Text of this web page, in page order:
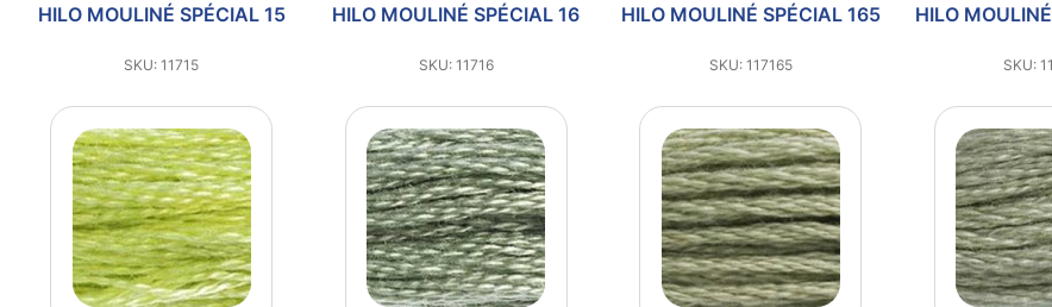
HILO MOULINÉ SPÉCIAL 15
SKU: 11715
HILO MOULINÉ SPÉCIAL 16
SKU: 11716
HILO MOULINÉ SPÉCIAL 165
SKU: 117165
HILO
SKU: